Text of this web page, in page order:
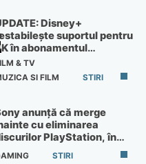
Disney+
suportul pentru
în abonamentul
& TV
SI FILM
STIRI
anunță că merge
cu eliminarea
PlayStation, în
protestelor
STIRI